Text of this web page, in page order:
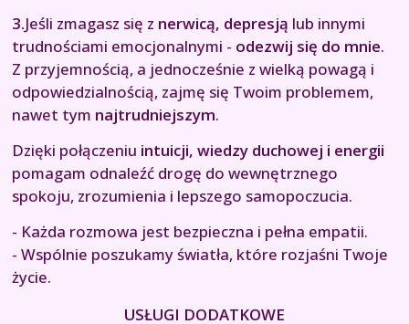
3.Jeśli zmagasz się z nerwicą, depresją lub innymi
trudnościami emocjonalnymi - odezwij się do mnie.
Z przyjemnością, a jednocześnie z wielką powagą i
odpowiedzialnością, zajmę się Twoim problemem,
nawet tym najtrudniejszym.
Dzięki połączeniu intuicji, wiedzy duchowej i energii
pomagam odnaleźć drogę do wewnętrznego
spokoju, zrozumienia i lepszego samopoczucia.
- Każda rozmowa jest bezpieczna i pełna empatii.
- Wspólnie poszukamy światła, które rozjaśni Twoje
życie.
USŁUGI DODATKOWE